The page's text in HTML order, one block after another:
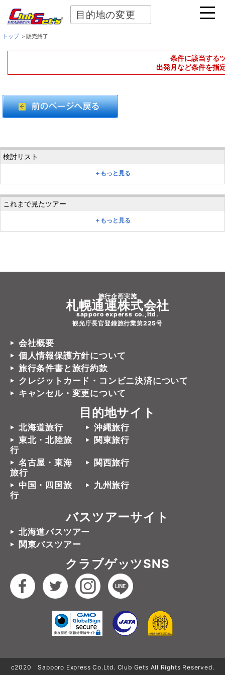
目的地の変更
トップ＞販売終了
条件に該当する
出発月など条件を指
＋もっと見る
＋もっと見る
旅行企画実施
札幌通運株式会社
sapporo experss co.,ltd.
観光庁長官登録旅行業第225号
会社概要
個人情報保護方針について
旅行条件書と旅行約款
クレジットカード・コンビニ決済について
キャンセル・変更について
目的地サイト
北海道旅行
沖縄旅行
東北・北陸旅
行
関東旅行
名古屋・東海
旅行
関西旅行
中国・四国旅
行
九州旅行
バスツアーサイト
北海道バスツアー
関東バスツアー
クラブゲッツSNS
c2020 Sapporo Express Co.Ltd. Club Gets All Rights Reserved.